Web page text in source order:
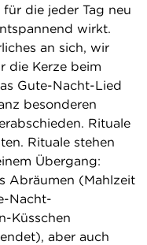
die jeder Tag neu
wirkt.
an sich, wir
die Kerze beim
Gute-Nacht-Lied
besonderen
Rituale
Rituale stehen
Übergang:
Abräumen (Mahlzeit
Nacht-
Küsschen
aber auch